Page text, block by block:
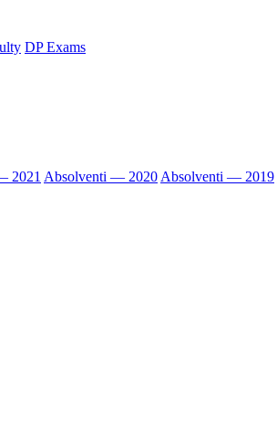
DP Exams
2021 Absolventi — 2020 Absolventi — 2019